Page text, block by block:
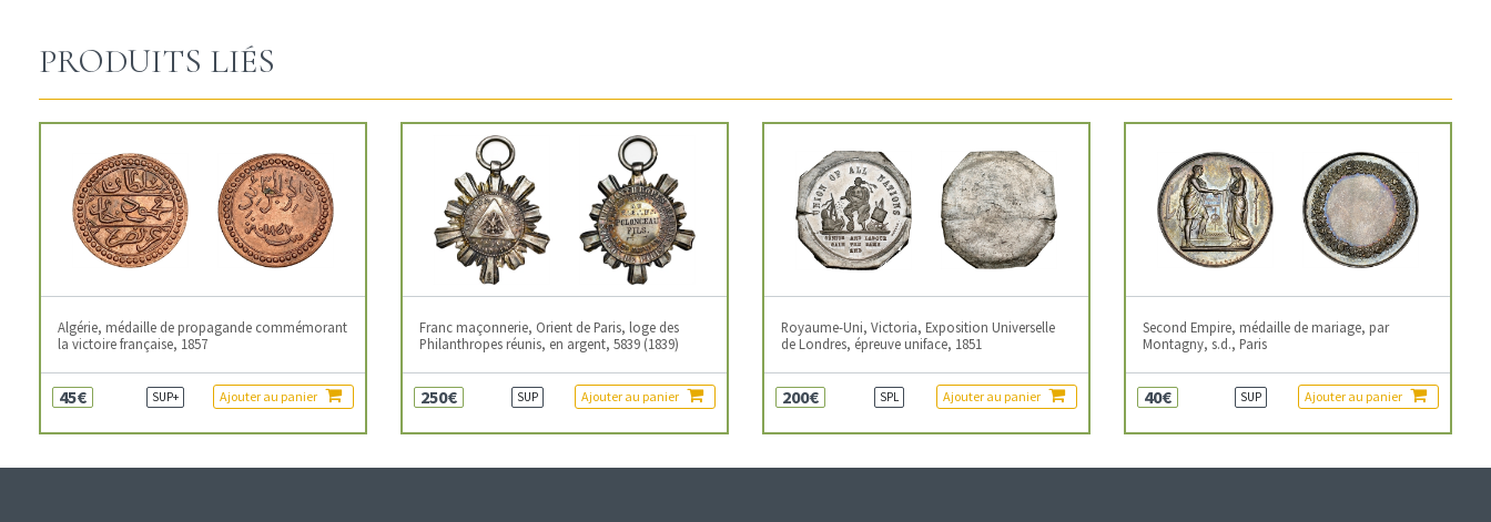
PRODUITS LIÉS
Algérie, médaille de propagande commémorant
la victoire française, 1857
45€ SUP+ Ajouter au panier
Franc maçonnerie, Orient de Paris, loge des
Philanthropes réunis, en argent, 5839 (1839)
250€ SUP Ajouter au panier
Royaume-Uni, Victoria, Exposition Universelle
de Londres, épreuve uniface, 1851
200€ SPL Ajouter au panier
Second Empire, médaille de mariage, par
Montagny, s.d., Paris
40€ SUP Ajouter au panier